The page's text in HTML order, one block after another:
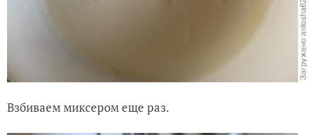
Взбиваем миксером еще раз.